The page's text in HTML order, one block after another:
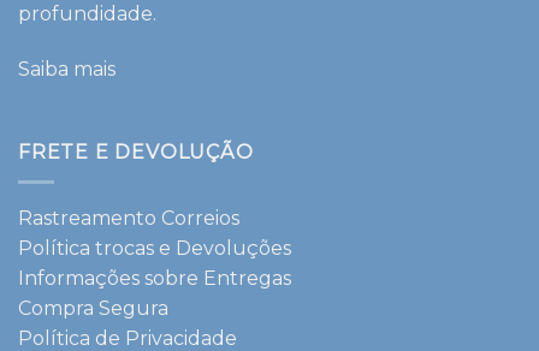
profundidade.
Saiba mais
FRETE E DEVOLUÇÃO
Rastreamento Correios
Política trocas e Devoluções
Informações sobre Entregas
Compra Segura
Política de Privacidade